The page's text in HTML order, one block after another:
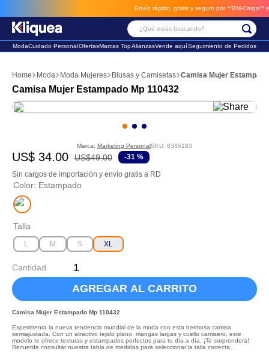
Envío rápido, gratis y seguro por **BM-Cargo**
¿Qué estás buscando?
ModaCuidado PersonalOfertasMarcas TopAlianzasVende aquíSeguimiento de Pedidos
Moda Moda Mujeres Blusas y Camisetas Camisa Mujer
Camisa Mujer Estampado Mp 110432
Marca: Marketing PersonalSKU: 8346183
US$ 34.00 US$49.00 -31 %
Sin cargos de importación y envío gratis a RD
Color: Estampado
Talla
L M S XL
Cantidad
AGREGAR AL CARRITO
Camisa Mujer Estampado Mp 110432
Experimenta la nueva tendencia mundial de la moda con esta hermosa camisa
semiajustada. Con un atractivo tejido plano, mangas largas y cuello camisero, este
modelo te ofrece texturas y estampados perfectos para tu día a día. ¡Te sorprenderá!
Recuerde consultar nuestra tabla de medidas para seleccionar la talla correcta.
2. sandalia